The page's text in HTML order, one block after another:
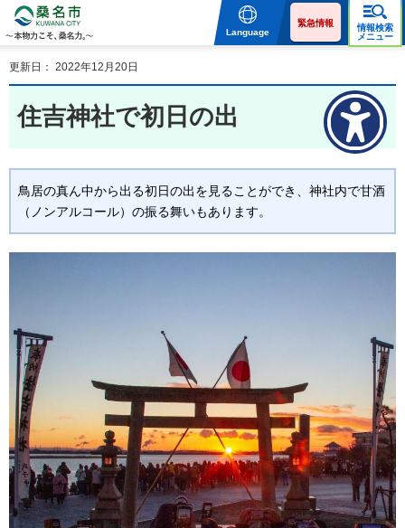
物力こそ、桑名力。
Language
緊急情報
情報検索
メニュー
更新日： 2022年12月20日
住吉神社で初日の出
鳥居の真ん中から出る初日の出を見ることができ、神社内で甘酒
（ノンアルコール）の振る舞いもあります。